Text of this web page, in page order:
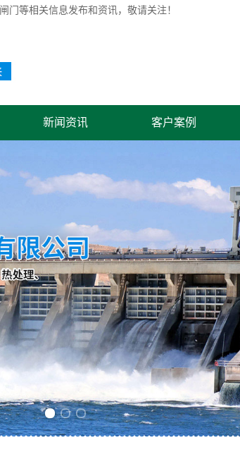
门等相关信息发布和资讯，敬请关注！
新闻资讯 客户案例